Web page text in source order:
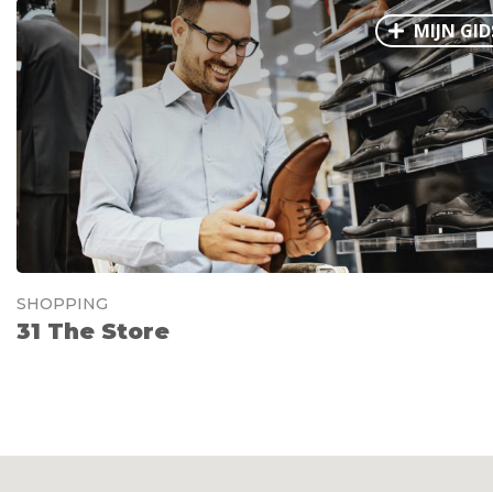
MIJN
SHOPPING
31 The Store